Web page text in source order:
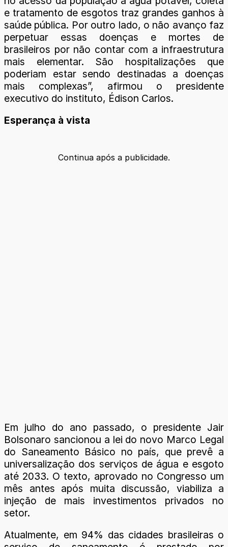
e tratamento de esgotos traz grandes ganhos à
saúde pública. Por outro lado, o não avanço faz
perpetuar essas doenças e mortes de
brasileiros por não contar com a infraestrutura
mais elementar. São hospitalizações que
poderiam estar sendo destinadas a doenças
mais complexas”, afirmou o presidente
executivo do instituto, Édison Carlos.
Esperança à vista
Continua após a publicidade.
Em julho do ano passado, o presidente Jair
Bolsonaro sancionou a lei do novo Marco Legal
do Saneamento Básico no país, que prevê a
universalização dos serviços de água e esgoto
até 2033. O texto, aprovado no Congresso um
mês antes após muita discussão, viabiliza a
injeção de mais investimentos privados no
setor.
Atualmente, em 94% das cidades brasileiras o